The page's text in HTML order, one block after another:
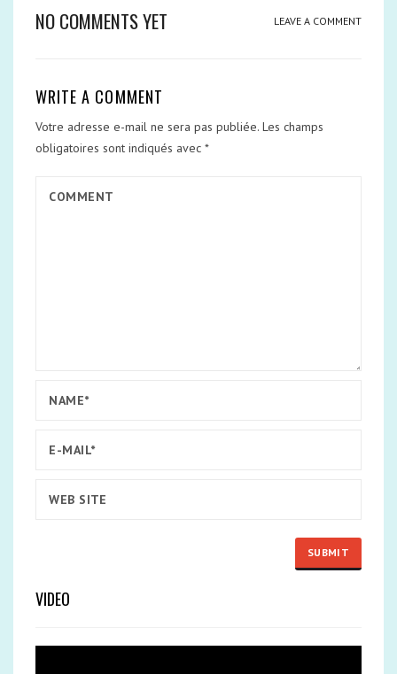
NO COMMENTS YET LEAVE A COMMENT
WRITE A COMMENT
Votre adresse e-mail ne sera pas publiée. Les champs
obligatoires sont indiqués avec *
VIDEO